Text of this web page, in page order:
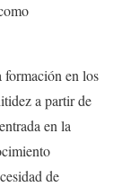
formación en los
a partir de
en la
de